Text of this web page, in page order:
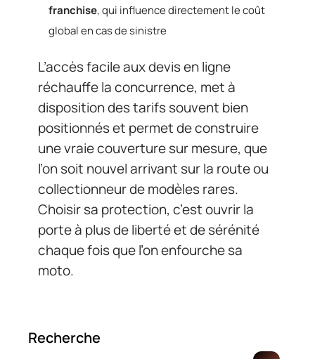
franchise, qui influence directement le coût
global en cas de sinistre
L’accès facile aux devis en ligne
réchauffe la concurrence, met à
disposition des tarifs souvent bien
positionnés et permet de construire
une vraie couverture sur mesure, que
l’on soit nouvel arrivant sur la route ou
collectionneur de modèles rares.
Choisir sa protection, c’est ouvrir la
porte à plus de liberté et de sérénité
chaque fois que l’on enfourche sa
moto.
Recherche